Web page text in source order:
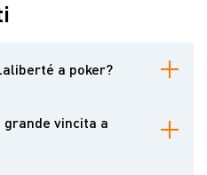
a poker?
grande vincita a